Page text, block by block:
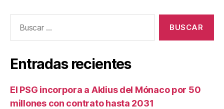
Entradas recientes
El PSG incorpora a Aklius del Mónaco por 50
millones con contrato hasta 2031